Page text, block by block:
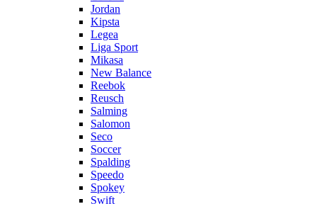
Jordan
Kipsta
Legea
Liga Sport
Mikasa
New Balance
Reebok
Reusch
Salming
Salomon
Seco
Soccer
Spalding
Speedo
Spokey
Swift